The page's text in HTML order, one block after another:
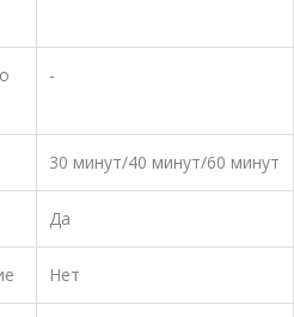
-
30 минут/40 минут/60 минут
Да
Нет